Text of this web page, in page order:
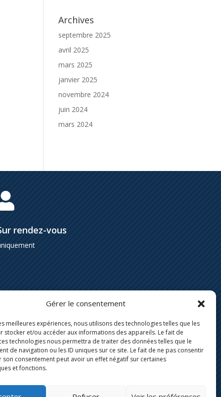
Gérer le consentement
meilleures expériences, nous utilisons des technologies telles que les
stocker et/ou accéder aux informations des appareils. Le fait de
technologies nous permettra de traiter des données telles que le
de navigation ou les ID uniques sur ce site. Le fait de ne pas consentir
son consentement peut avoir un effet négatif sur certaines
et fonctions.
Archives
septembre 2025
avril 2025
mars 2025
janvier 2025
novembre 2024
juin 2024
mars 2024
rendez-vous